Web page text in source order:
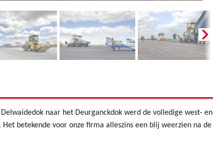
naar het Deurganckdok werd de volledige west- en
betekende voor onze firma alleszins een blij weerzien na de